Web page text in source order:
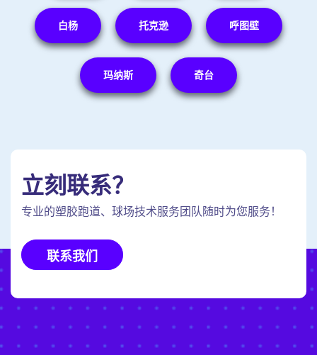
白杨 托克逊 呼图壁
玛纳斯 奇台
立刻联系？
专业的塑胶跑道、球场技术服务团队随时为您服务！
联系我们